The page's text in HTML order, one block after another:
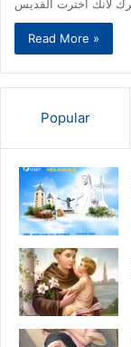
Read More »
Popular